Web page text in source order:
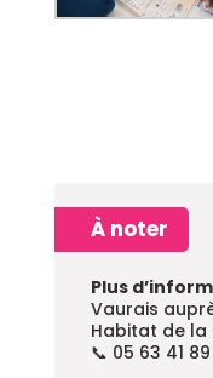
Plus
Vaurais
Habitat de la
📞 05 63 41 89